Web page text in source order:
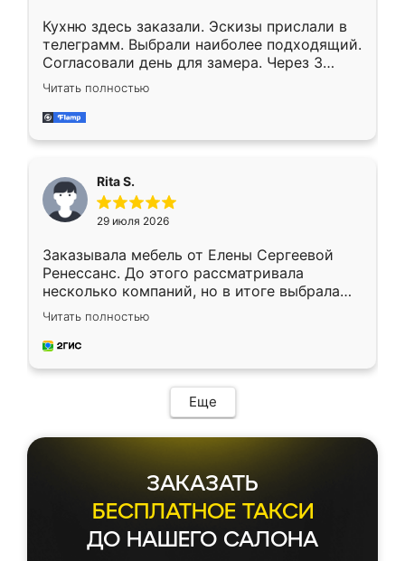
Кухню здесь заказали. Эскизы прислали в
телеграмм. Выбрали наиболее подходящий.
Согласовали день для замера. Через 3
недели кухня была уже готова. Остались
довольны работой. Спасибо Ренессанс
мебель за качественную работу!
Читать полностью
Rita S.
29 июля 2026
Заказывала мебель от Елены Сергеевой
Ренессанс. До этого рассматривала
несколько компаний, но в итоге выбрала
эту. Сначала обговорили условия, потом
приехал замерщик, всё спокойно объяснил
и снял размеры. Изготовили в срок, с
мебель сразу встала на свое место без
каких-либо доработок. Качеством осталась
довольна, все выглядит так, как и ожидала.
Читать полностью
Еще
ЗАКАЗАТЬ
БЕСПЛАТНОЕ ТАКСИ
ДО НАШЕГО САЛОНА